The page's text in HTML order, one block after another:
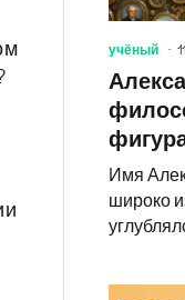
учёный
Имя
широко